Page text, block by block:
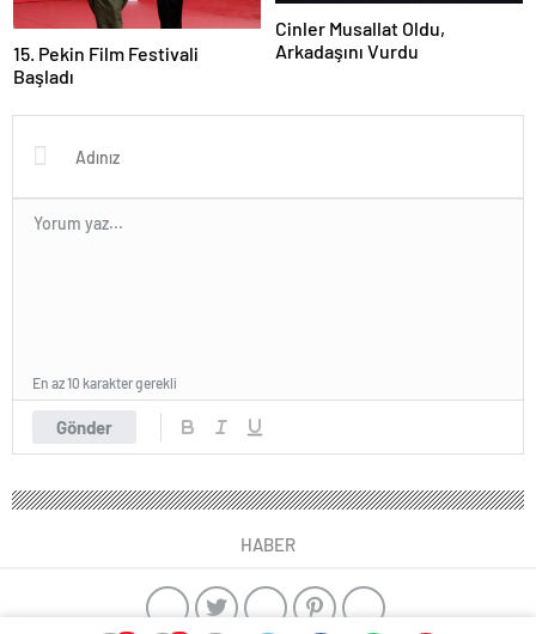
15. Pekin Film Festivali
Başladı
Cinler Musallat Oldu,
Arkadaşını Vurdu
Gönder
En az 10 karakter gerekli
HABER